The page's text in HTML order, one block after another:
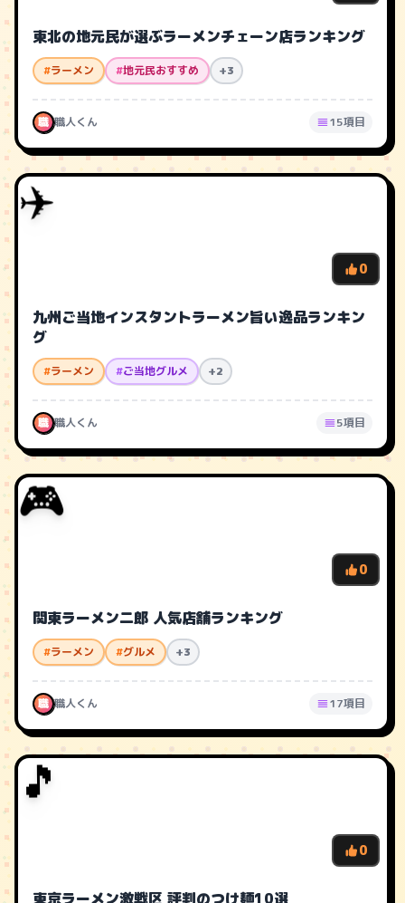
東北の地元民が選ぶラーメンチェーン店ランキング
#ラーメン #地元民おすすめ +3
職 職人くん 15項目
✈️
0
九州ご当地インスタントラーメン旨い逸品ランキン
グ
#ラーメン #ご当地グルメ +2
職 職人くん 5項目
🎮
0
関東ラーメン二郎 人気店舗ランキング
#ラーメン #グルメ +3
職 職人くん 17項目
🎵
0
東京ラーメン激戦区 評判のつけ麺10選